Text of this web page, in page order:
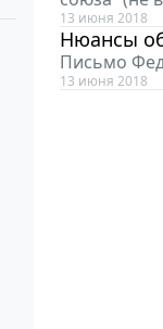
13 июня 2018
Нюансы
Письмо
13 июня 2018